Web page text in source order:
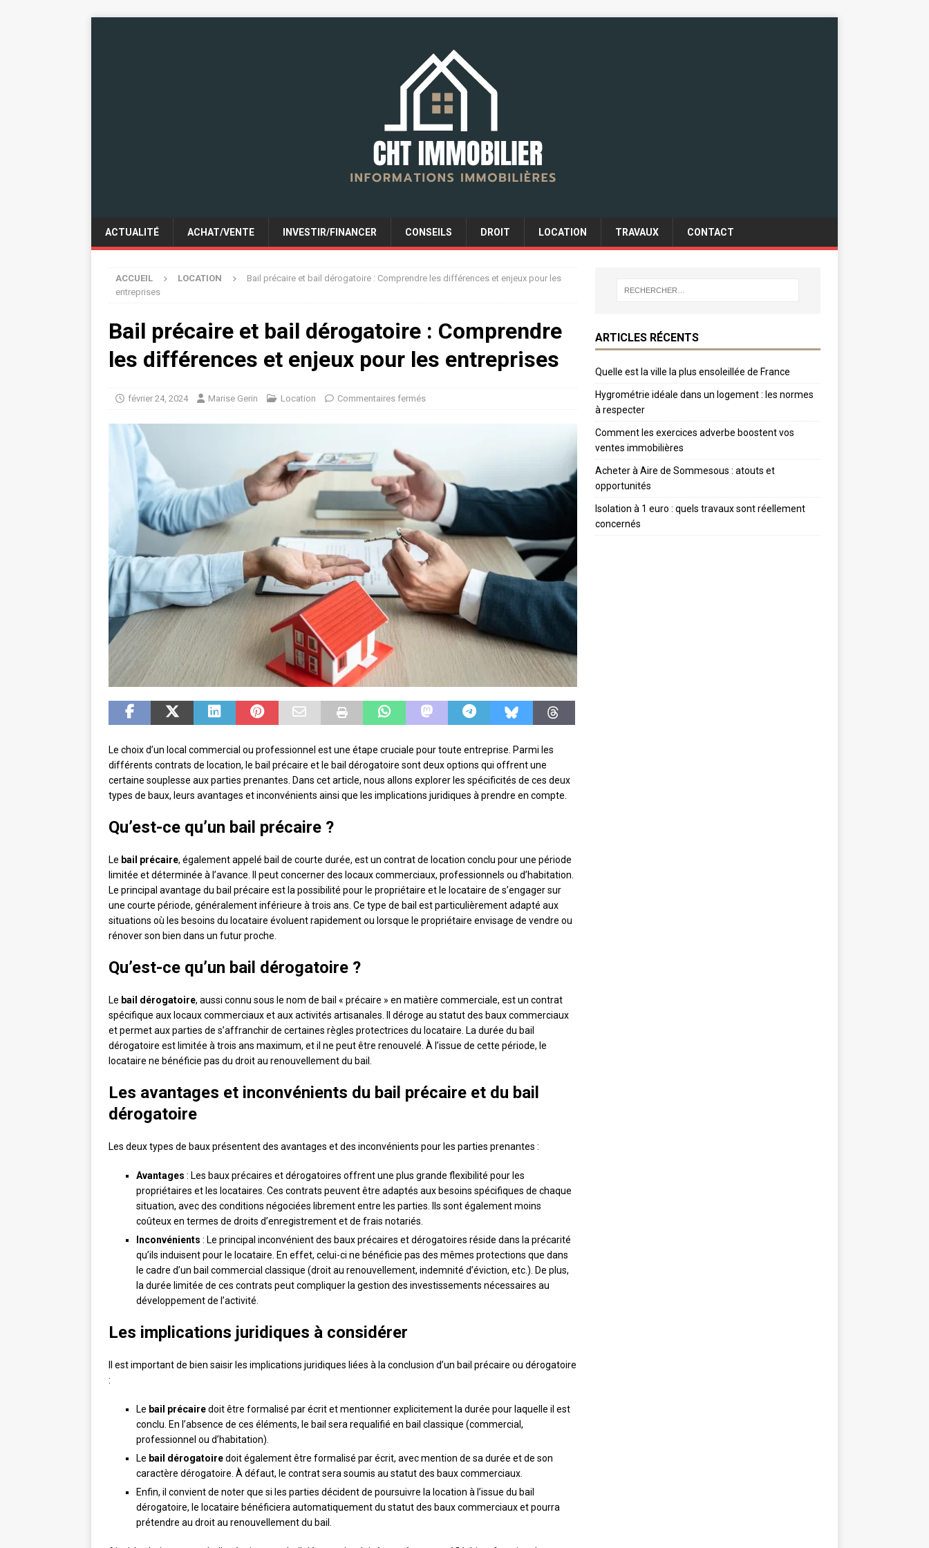
ACTUALITÉ ACHAT/VENTE INVESTIR/FINANCER CONSEILS DROIT LOCATION TRAVAUX CONTACT
ACCUEIL LOCATION
Bail précaire et bail dérogatoire : Comprendre les différences et enjeux pour les
entreprises
Bail précaire et bail dérogatoire : Comprendre
les différences et enjeux pour les entreprises
février 24, 2024 Marise Gerin Location Commentaires fermés
Le choix d’un local commercial ou professionnel est une étape cruciale pour toute entreprise. Parmi les
différents contrats de location, le bail précaire et le bail dérogatoire sont deux options qui offrent une
certaine souplesse aux parties prenantes. Dans cet article, nous allons explorer les spécificités de ces deux
types de baux, leurs avantages et inconvénients ainsi que les implications juridiques à prendre en compte.
Qu’est-ce qu’un bail précaire ?
Le bail précaire, également appelé bail de courte durée, est un contrat de location conclu pour une période
limitée et déterminée à l’avance. Il peut concerner des locaux commerciaux, professionnels ou d’habitation.
Le principal avantage du bail précaire est la possibilité pour le propriétaire et le locataire de s’engager sur
une courte période, généralement inférieure à trois ans. Ce type de bail est particulièrement adapté aux
situations où les besoins du locataire évoluent rapidement ou lorsque le propriétaire envisage de vendre ou
rénover son bien dans un futur proche.
Qu’est-ce qu’un bail dérogatoire ?
Le bail dérogatoire, aussi connu sous le nom de bail « précaire » en matière commerciale, est un contrat
spécifique aux locaux commerciaux et aux activités artisanales. Il déroge au statut des baux commerciaux
et permet aux parties de s’affranchir de certaines règles protectrices du locataire. La durée du bail
dérogatoire est limitée à trois ans maximum, et il ne peut être renouvelé. À l’issue de cette période, le
locataire ne bénéficie pas du droit au renouvellement du bail.
Les avantages et inconvénients du bail précaire et du bail
dérogatoire
Les deux types de baux présentent des avantages et des inconvénients pour les parties prenantes :
Avantages : Les baux précaires et dérogatoires offrent une plus grande flexibilité pour les
propriétaires et les locataires. Ces contrats peuvent être adaptés aux besoins spécifiques de chaque
situation, avec des conditions négociées librement entre les parties. Ils sont également moins
coûteux en termes de droits d’enregistrement et de frais notariés.
Inconvénients : Le principal inconvénient des baux précaires et dérogatoires réside dans la précarité
qu’ils induisent pour le locataire. En effet, celui-ci ne bénéficie pas des mêmes protections que dans
le cadre d’un bail commercial classique (droit au renouvellement, indemnité d’éviction, etc.). De plus,
la durée limitée de ces contrats peut compliquer la gestion des investissements nécessaires au
développement de l’activité.
Les implications juridiques à considérer
Il est important de bien saisir les implications juridiques liées à la conclusion d’un bail précaire ou dérogatoire
:
Le bail précairedoit être formalisé par écrit et mentionner explicitement la durée pour laquelle il est
conclu. En l’absence de ces éléments, le bail sera requalifié en bail classique (commercial,
professionnel ou d’habitation).
Le bail dérogatoiredoit également être formalisé par écrit, avec mention de sa durée et de son
caractère dérogatoire. À défaut, le contrat sera soumis au statut des baux commerciaux.
Enfin, il convient de noter que si les parties décident de poursuivre la location à l’issue du bail
dérogatoire, le locataire bénéficiera automatiquement du statut des baux commerciaux et pourra
prétendre au droit au renouvellement du bail.
ARTICLES RÉCENTS
Quelle est la ville la plus ensoleillée de France
Hygrométrie idéale dans un logement : les normes
à respecter
Comment les exercices adverbe boostent vos
ventes immobilières
Acheter à Aire de Sommesous : atouts et
opportunités
Isolation à 1 euro : quels travaux sont réellement
concernés